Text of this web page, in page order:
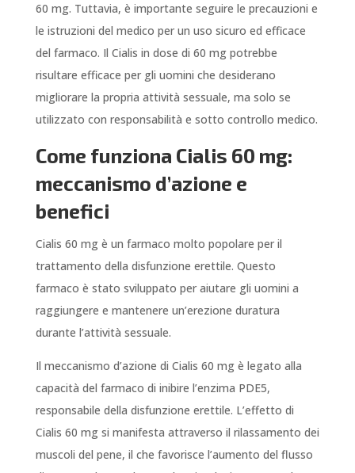
60 mg. Tuttavia, è importante seguire le precauzioni e
le istruzioni del medico per un uso sicuro ed efficace
del farmaco. Il Cialis in dose di 60 mg potrebbe
risultare efficace per gli uomini che desiderano
migliorare la propria attività sessuale, ma solo se
utilizzato con responsabilità e sotto controllo medico.
Come funziona Cialis 60 mg:
meccanismo d’azione e
benefici
Cialis 60 mg è un farmaco molto popolare per il
trattamento della disfunzione erettile. Questo
farmaco è stato sviluppato per aiutare gli uomini a
raggiungere e mantenere un’erezione duratura
durante l’attività sessuale.
Il meccanismo d’azione di Cialis 60 mg è legato alla
capacità del farmaco di inibire l’enzima PDE5,
responsabile della disfunzione erettile. L’effetto di
Cialis 60 mg si manifesta attraverso il rilassamento dei
muscoli del pene, il che favorisce l’aumento del flusso